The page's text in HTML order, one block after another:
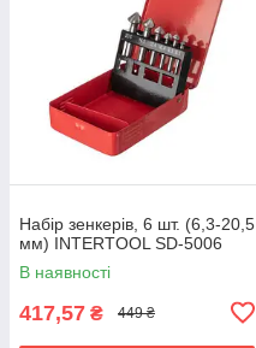
Набір зенкерів, 6 шт. (6,3-20,5
мм) INTERTOOL SD-5006
В наявності
417,57 ₴ 449 ₴